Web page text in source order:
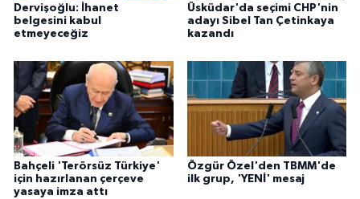
Dervişoğlu: İhanet
belgesini kabul
etmeyeceğiz
Üsküdar'da seçimi CHP'nin
adayı Sibel Tan Çetinkaya
kazandı
Bahçeli 'Terörsüz Türkiye'
için hazırlanan çerçeve
yasaya imza attı
Özgür Özel'den TBMM'de
ilk grup, 'YENİ' mesaj